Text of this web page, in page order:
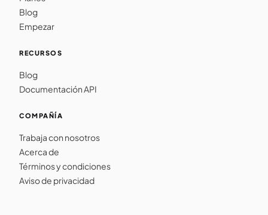
Blog
Empezar
RECURSOS
Blog
Documentación API
COMPAÑÍA
Trabaja con nosotros
Acerca de
Términos y condiciones
Aviso de privacidad